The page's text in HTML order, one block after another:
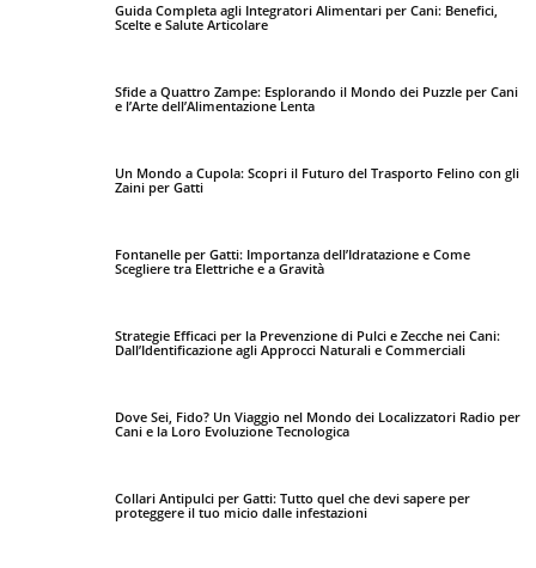
Guida Completa agli Integratori Alimentari per Cani: Benefici,
Scelte e Salute Articolare
Sfide a Quattro Zampe: Esplorando il Mondo dei Puzzle per Cani
e l’Arte dell’Alimentazione Lenta
Un Mondo a Cupola: Scopri il Futuro del Trasporto Felino con gli
Zaini per Gatti
Fontanelle per Gatti: Importanza dell’Idratazione e Come
Scegliere tra Elettriche e a Gravità
Strategie Efficaci per la Prevenzione di Pulci e Zecche nei Cani:
Dall’Identificazione agli Approcci Naturali e Commerciali
Dove Sei, Fido? Un Viaggio nel Mondo dei Localizzatori Radio per
Cani e la Loro Evoluzione Tecnologica
Collari Antipulci per Gatti: Tutto quel che devi sapere per
proteggere il tuo micio dalle infestazioni